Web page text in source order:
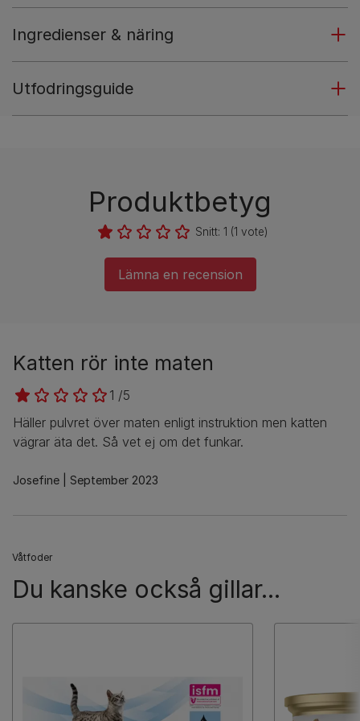
Ingredienser & näring
Utfodringsguide
Produktbetyg
Snitt: 1 (1 vote)
Lämna en recension
Katten rör inte maten
1 /5
Häller pulvret över maten enligt instruktion men katten
vägrar äta det. Så vet ej om det funkar.
Josefine September 2023
Våtfoder
Du kanske också gillar...